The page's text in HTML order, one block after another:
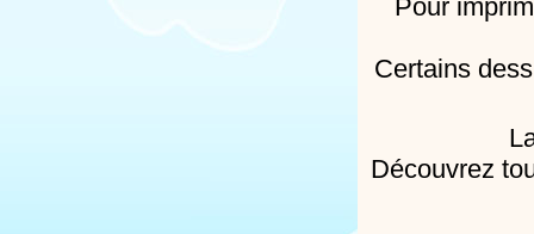
Pour
Certains
Découvrez